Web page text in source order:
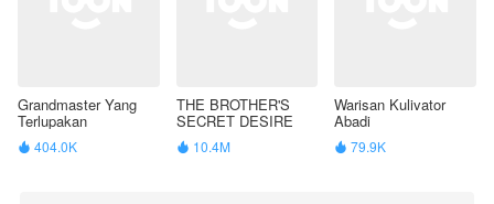
Grandmaster Yang
Terlupakan
 404.0K
THE BROTHER'S
SECRET DESIRE
 10.4M
Warisan Kulivator
Abadi
 79.9K